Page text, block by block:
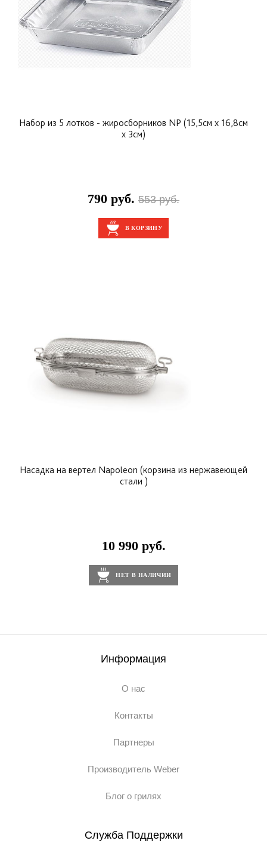
Набор из 5 лотков - жиросборников NP (15,5см x 16,8см
x 3см)
790 руб. 553 руб.
В КОРЗИНУ
Насадка на вертел Napoleon (корзина из нержавеющей
стали )
10 990 руб.
НЕТ В НАЛИЧИИ
Информация
О нас
Контакты
Партнеры
Производитель Weber
Блог о грилях
Служба Поддержки